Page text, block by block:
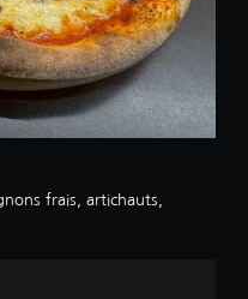
frais, artichauts,